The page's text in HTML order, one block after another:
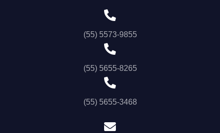
(55) 5573-9855
(55) 5655-8265
(55) 5655-3468